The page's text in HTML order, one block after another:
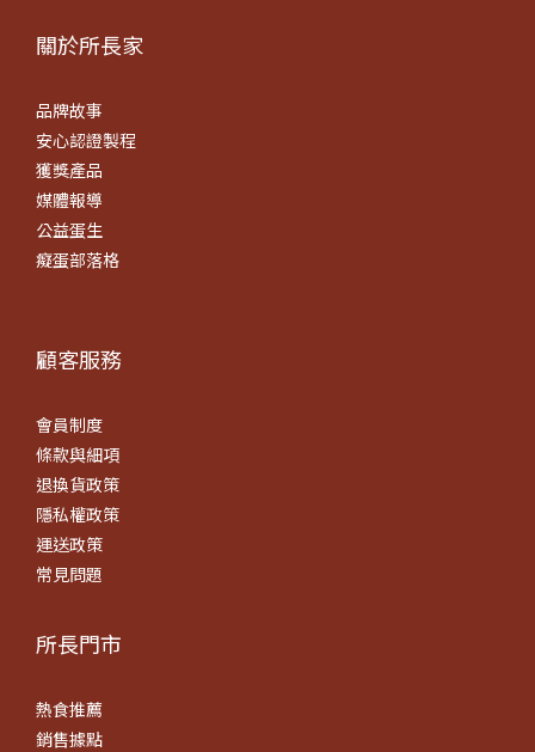
關於所長​家
品牌故事
安心認證製程
獲獎產品
媒體報導
公益蛋生
癡蛋部落格
顧客服務
會員制度
條款與細項
退換貨政策
隱私權政策
運送政策
常見問題
所長門市
熱食推薦
銷售據點